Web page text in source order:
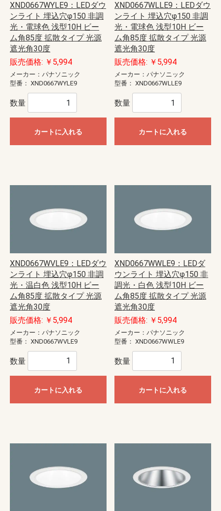
XND0667WYLE9：LEDダウ
ンライト 埋込穴φ150 非調
光・電球色 浅型10H ビー
ム角85度 拡散タイプ 光源
遮光角30度
販売価格: ￥5,994
メーカー：パナソニック
型番： XND0667WYLE9
数量
カートに入れる
XND0667WLLE9：LEDダウ
ンライト 埋込穴φ150 非調
光・電球色 浅型10H ビー
ム角85度 拡散タイプ 光源
遮光角30度
販売価格: ￥5,994
メーカー：パナソニック
型番： XND0667WLLE9
数量
カートに入れる
XND0667WVLE9：LEDダウ
ンライト 埋込穴φ150 非調
光・温白色 浅型10H ビー
ム角85度 拡散タイプ 光源
遮光角30度
販売価格: ￥5,994
メーカー：パナソニック
型番： XND0667WVLE9
数量
カートに入れる
XND0667WWLE9：LEDダ
ウンライト 埋込穴φ150 非
調光・白色 浅型10H ビー
ム角85度 拡散タイプ 光源
遮光角30度
販売価格: ￥5,994
メーカー：パナソニック
型番： XND0667WWLE9
数量
カートに入れる